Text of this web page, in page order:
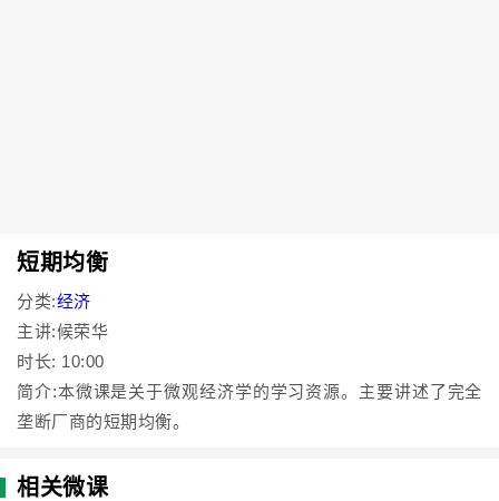
短期均衡
分类:经济
主讲:候荣华
时长: 10:00
简介:本微课是关于微观经济学的学习资源。主要讲述了完全
垄断厂商的短期均衡。
相关微课